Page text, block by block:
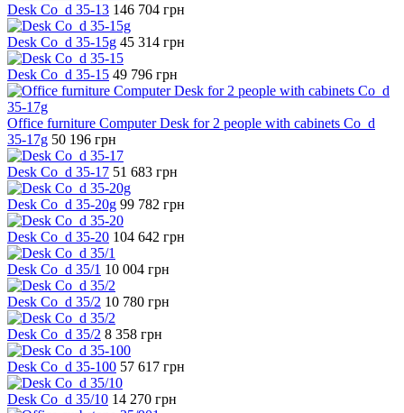
Desk Co_d 35-13 146 704 грн
Desk Co_d 35-15g 45 314 грн
Desk Co_d 35-15 49 796 грн
Office furniture Computer Desk for 2 people with cabinets Co_d
35-17g 50 196 грн
Desk Co_d 35-17 51 683 грн
Desk Co_d 35-20g 99 782 грн
Desk Co_d 35-20 104 642 грн
Desk Co_d 35/1 10 004 грн
Desk Co_d 35/2 10 780 грн
Desk Co_d 35/2 8 358 грн
Desk Co_d 35-100 57 617 грн
Desk Co_d 35/10 14 270 грн